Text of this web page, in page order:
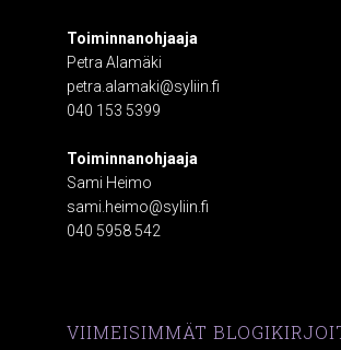
Toiminnanohjaaja
Petra Alamäki
petra.alamaki@syliin.fi
040 153 5399
Toiminnanohjaaja
Sami Heimo
sami.heimo@syliin.fi
040 5958 542
VIIMEISIMMÄT